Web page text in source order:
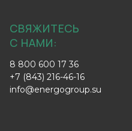
СВЯЖИТЕСЬ
С НАМИ:
8 800 600 17 36
+7 (843) 216-46-16
info@energogroup.su